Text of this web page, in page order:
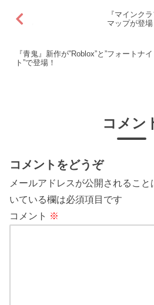
『マインク
マップが登
『青鬼』新作が”Roblox”と”フォートナイ
ト”で登場！
コメン
コメントをどうぞ
メールアドレスが公開されること
いている欄は必須項目です
コメント ※